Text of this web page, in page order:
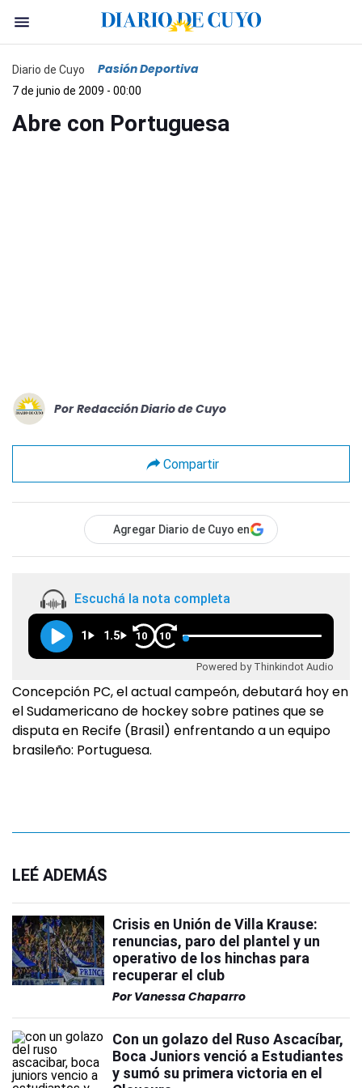
Diario de Cuyo Pasión Deportiva
7 de junio de 2009 - 00:00
Abre con Portuguesa
Por Redacción Diario de Cuyo
Compartir
Agregar Diario de Cuyo en
Escuchá la nota completa
1 1.5 10 10
Powered by Thinkindot Audio
Concepción PC, el actual campeón, debutará hoy en
el Sudamericano de hockey sobre patines que se
disputa en Recife (Brasil) enfrentando a un equipo
brasileño: Portuguesa.
LEÉ ADEMÁS
Crisis en Unión de Villa Krause:
renuncias, paro del plantel y un
operativo de los hinchas para
recuperar el club
Por Vanessa Chaparro
Con un golazo del Ruso Ascacíbar,
Boca Juniors venció a Estudiantes
y sumó su primera victoria en el